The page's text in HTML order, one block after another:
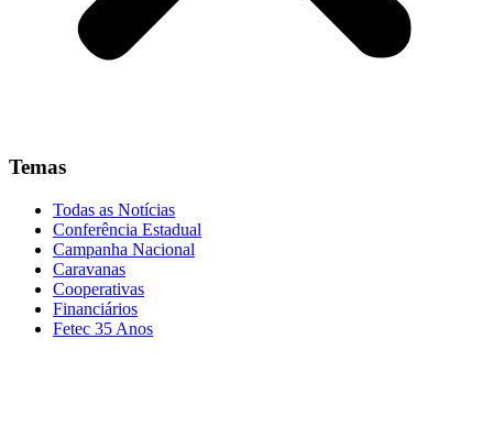
Temas
Todas as Notícias
Conferência Estadual
Campanha Nacional
Caravanas
Cooperativas
Financiários
Fetec 35 Anos